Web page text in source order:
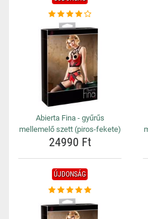
Abierta Fina - gyűrűs
mellemelő szett (piros-fekete)
24990 Ft
ÚJDONSÁG